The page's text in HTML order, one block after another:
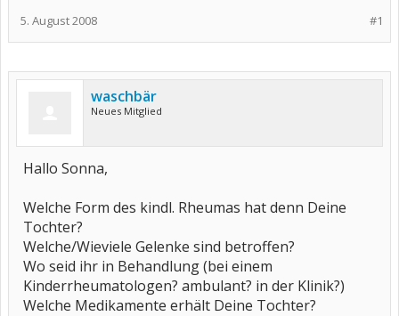
#1
5. August 2008
waschbär
Neues Mitglied
Hallo Sonna,
Welche Form des kindl. Rheumas hat denn Deine
Tochter?
Welche/Wieviele Gelenke sind betroffen?
Wo seid ihr in Behandlung (bei einem
Kinderrheumatologen? ambulant? in der Klinik?)
Welche Medikamente erhält Deine Tochter?